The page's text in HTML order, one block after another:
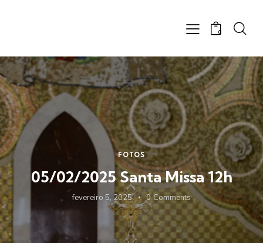
0
FOTOS
05/02/2025 Santa Missa 12h
fevereiro 5, 2025 0 Comments